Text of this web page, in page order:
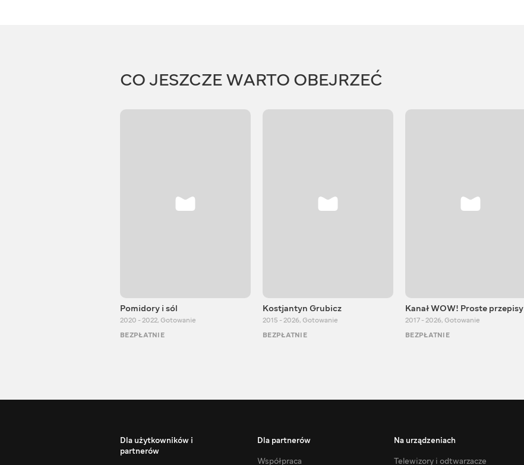
CO JESZCZE WARTO OBEJRZEĆ
Pomidory i sól
2020 - 2022, Gotowanie
BEZPŁATNIE
Kostjantyn Grubicz
2015 - 2026, Gotowanie
BEZPŁATNIE
Kanał WOW! Proste przepisy
2017 - 2026, Gotowanie
BEZPŁATNIE
Dla użytkowników i
partnerów
Dla partnerów
Współpraca
Na urządzeniach
Telewizory i odtwarzacze